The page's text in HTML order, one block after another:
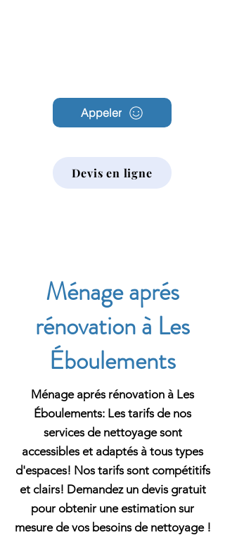
Appeler
Devis en ligne
Ménage aprés
rénovation à Les
Éboulements
Ménage aprés rénovation à Les
Éboulements: Les tarifs de nos
services de nettoyage sont
accessibles et adaptés à tous types
d'espaces! Nos tarifs sont compétitifs
et clairs! Demandez un devis gratuit
pour obtenir une estimation sur
mesure de vos besoins de nettoyage !